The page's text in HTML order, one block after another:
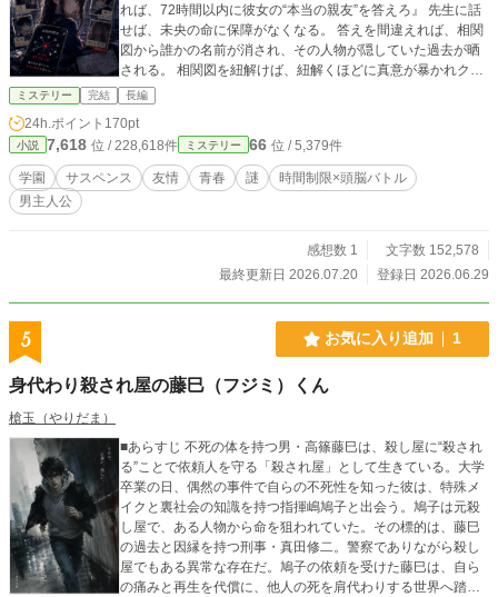
れば、72時間以内に彼女の“本当の親友”を答えろ』 先生に話
せば、未央の命に保障がなくなる。 答えを間違えれば、相関
図から誰かの名前が消され、その人物が隠していた過去が晒
される。 相関図を紐解けば、紐解くほどに真意が暴かれクラ
スの友情は崩壊していく。 誰とも深く関わらず、人間関係を
外側から眺めてきた透真は、友情相関図とどう向き合うの
ミステリー 完結 長編
24h.ポイント 170pt
小説 7,618 位 / 228,618件 ミステリー 66 位 / 5,379件
学園 サスペンス 友情 青春 謎
時間制限×頭脳バトル
男主人公
感想数 1
文字数 152,578
最終更新日 2026.07.20
登録日 2026.06.29
5 お気に入り追加 1
身代わり殺され屋の藤巳（フジミ）くん
槍玉（やりだま）
■あらすじ 不死の体を持つ男・高篠藤巳は、殺し屋に“殺され
る”ことで依頼人を守る「殺され屋」として生きている。大学
卒業の日、偶然の事件で自らの不死性を知った彼は、特殊メ
イクと裏社会の知識を持つ指揮嶋鳩子と出会う。鳩子は元殺
し屋で、ある人物から命を狙われていた。その標的は、藤巳
の過去と因縁を持つ刑事・真田修二。警察でありながら殺し
屋でもある異常な存在だ。鳩子の依頼を受けた藤巳は、自ら
の痛みと再生を代償に、他人の死を肩代わりする世界へ踏み